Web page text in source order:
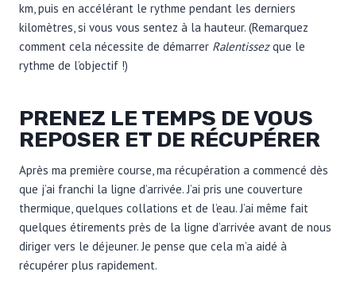
km, puis en accélérant le rythme pendant les derniers
kilomètres, si vous vous sentez à la hauteur. (Remarquez
comment cela nécessite de démarrer Ralentissezque le
rythme de l’objectif !)
PRENEZ LE TEMPS DE VOUS
REPOSER ET DE RÉCUPÉRER
Après ma première course, ma récupération a commencé dès
que j’ai franchi la ligne d’arrivée. J’ai pris une couverture
thermique, quelques collations et de l’eau. J’ai même fait
quelques étirements près de la ligne d’arrivée avant de nous
diriger vers le déjeuner. Je pense que cela m’a aidé à
récupérer plus rapidement.